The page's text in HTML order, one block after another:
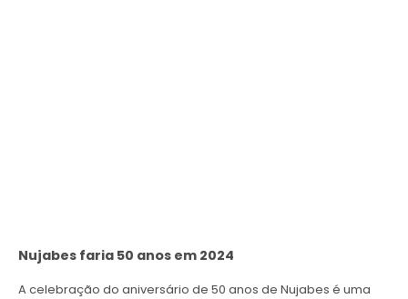
Nujabes faria 50 anos em 2024
A celebração do aniversário de 50 anos de Nujabes é uma